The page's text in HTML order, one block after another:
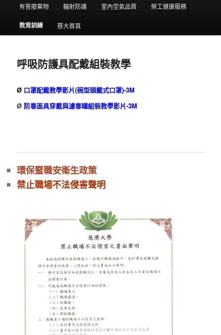
有害廢棄物 輻射防護 室內空氣品質 勞工健康服務
教育訓練 慈大首頁
呼吸防護具配戴組裝教學
Ø 口罩配戴教學影片(碗型頭戴式口罩)-3M
Ø 防毒面具穿戴與濾毒罐組裝教學影片-3M
環保暨職安衛生政策
禁止職場不法侵害聲明